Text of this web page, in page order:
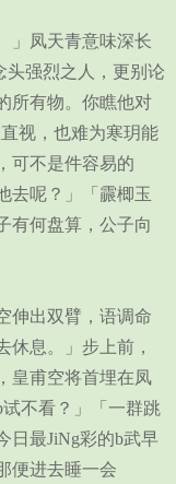
凤天青意味深长
头强烈之人，更别论
所有物。你瞧他对
视，也难为寒玥能
可不是件容易的
去呢？」「霢楖玉
有何盘算，公子向
出双臂，语调命
休息。」步上前，
皇甫空将首埋在凤
不看？」「一群跳
日最JiNg彩的b武早
便进去睡一会